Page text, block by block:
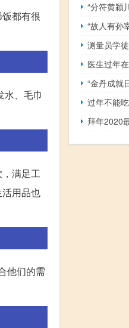
都有很
水、毛巾
满足工
用品也
他们的需
“分符黄颍
“故人有孙
测量员学
医生过年
“金丹成就
过年不能
拜年2020